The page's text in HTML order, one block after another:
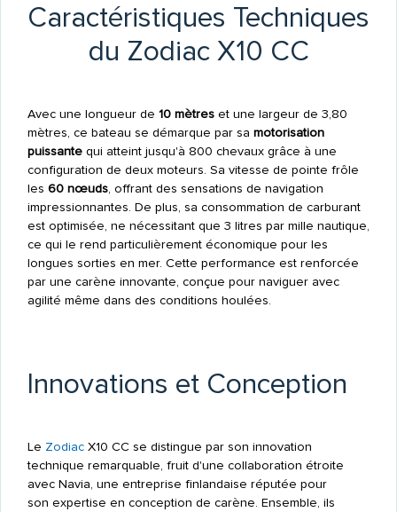
Caractéristiques Techniques
du Zodiac X10 CC
Avec une longueur de 10 mètreset une largeur de 3,80
mètres, ce bateau se démarque par sa motorisation
puissantequi atteint jusqu'à 800 chevaux grâce à une
configuration de deux moteurs. Sa vitesse de pointe frôle
les 60 nœuds, offrant des sensations de navigation
impressionnantes. De plus, sa consommation de carburant
est optimisée, ne nécessitant que 3 litres par mille nautique,
ce qui le rend particulièrement économique pour les
longues sorties en mer. Cette performance est renforcée
par une carène innovante, conçue pour naviguer avec
agilité même dans des conditions houlées.
Innovations et Conception
Le ZodiacX10 CC se distingue par son innovation
technique remarquable, fruit d'une collaboration étroite
avec Navia, une entreprise finlandaise réputée pour
son expertise en conception de carène. Ensemble, ils